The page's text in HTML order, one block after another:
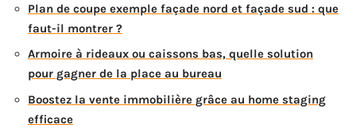
Plan de coupe exemple façade nord et façade sud : que
faut-il montrer ?
Armoire à rideaux ou caissons bas, quelle solution
pour gagner de la place au bureau
Boostez la vente immobilière grâce au home staging
efficace